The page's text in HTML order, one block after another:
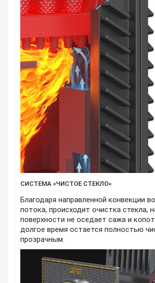
СИСТЕМА «ЧИСТОЕ СТЕКЛО»
Благодаря направленной конвекции
потока, происходит очистка стекла,
поверхности не оседает сажа и
долгое время остается полностью
прозрачным.